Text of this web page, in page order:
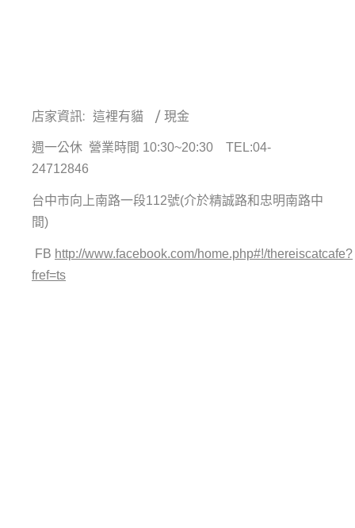
店家資訊: 這裡有貓 / 現金
週一公休 營業時間 10:30~20:30 TEL:04-
24712846
台中市向上南路一段112號(介於精誠路和忠明南路中
間)
FB http://www.facebook.com/home.php#!/thereiscatcafe?
fref=ts